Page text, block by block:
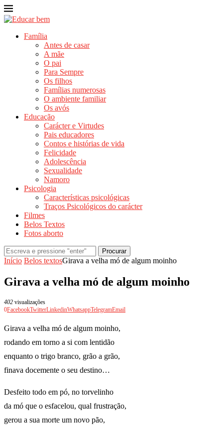
Família
Antes de casar
A mãe
O pai
Para Sempre
Os filhos
Famílias numerosas
O ambiente familiar
Os avós
Educação
Carácter e Virtudes
Pais educadores
Contos e histórias de vida
Felicidade
Adolescência
Sexualidade
Namoro
Psicologia
Características psicológicas
Traços Psicológicos do carácter
Filmes
Belos Textos
Fotos aborto
Procurar
Início Belos textosGirava a velha mó de algum moinho
Girava a velha mó de algum moinho
402 visualizações
0FacebookTwitterLinkedinWhatsappTelegramEmail
Girava a velha mó de algum moinho,
rodando em torno a si com lentidão
enquanto o trigo branco, grão a grão,
finava docemente o seu destino…
Desfeito todo em pó, no torvelinho
da mó que o esfacelou, qual frustração,
gerou a sua morte um novo pão,